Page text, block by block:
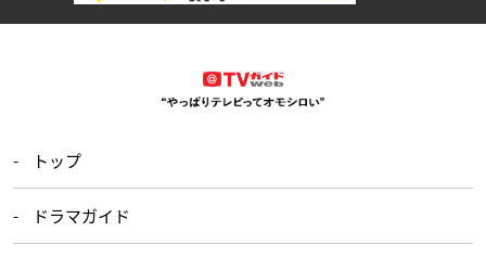
トップ
ドラマガイド